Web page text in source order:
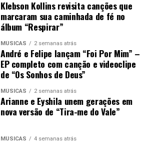
Klebson Kollins revisita canções que
marcaram sua caminhada de fé no
álbum “Respirar”
MÚSICAS 2 semanas atrás
André e Felipe lançam “Foi Por Mim” –
EP completo com canção e videoclipe
de “Os Sonhos de Deus”
MÚSICAS 2 semanas atrás
Arianne e Eyshila unem gerações em
nova versão de “Tira-me do Vale”
MÚSICAS 4 semanas atrás